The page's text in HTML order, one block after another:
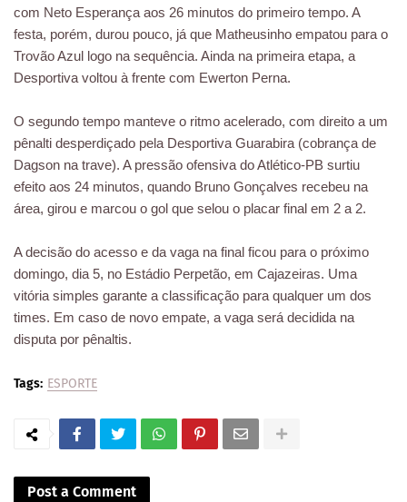
com Neto Esperança aos 26 minutos do primeiro tempo. A
festa, porém, durou pouco, já que Matheusinho empatou para o
Trovão Azul logo na sequência. Ainda na primeira etapa, a
Desportiva voltou à frente com Ewerton Perna.
O segundo tempo manteve o ritmo acelerado, com direito a um
pênalti desperdiçado pela Desportiva Guarabira (cobrança de
Dagson na trave). A pressão ofensiva do Atlético-PB surtiu
efeito aos 24 minutos, quando Bruno Gonçalves recebeu na
área, girou e marcou o gol que selou o placar final em 2 a 2.
A decisão do acesso e da vaga na final ficou para o próximo
domingo, dia 5, no Estádio Perpetão, em Cajazeiras. Uma
vitória simples garante a classificação para qualquer um dos
times. Em caso de novo empate, a vaga será decidida na
disputa por pênaltis.
Tags: ESPORTE
Post a Comment